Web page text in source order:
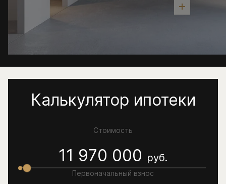
Калькулятор ипотеки
Стоимость
11 970 000 руб.
Первоначальный взнос